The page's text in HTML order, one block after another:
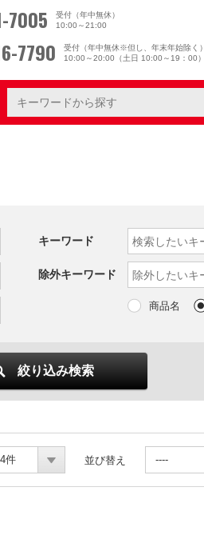
7005
受付（年中無休）
10:00～21:00
7790
受付（年中無休※但し、年末年始除く）
10:00～20:00（土日 10:00～19：00）
キーワード
除外キーワード
商品名
絞り込み検索
件 並び替え ----